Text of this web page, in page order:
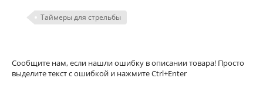
Таймеры для стрельбы
Сообщите нам, если нашли ошибку в описании товара! Просто
выделите текст с ошибкой и нажмите Ctrl+Enter